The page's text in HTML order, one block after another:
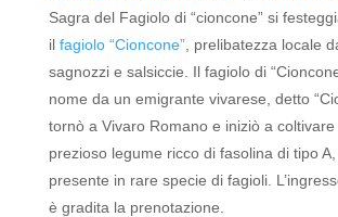
Sagra del Fagiolo di “cioncone” si
il fagiolo “Cioncone”, prelibatezza locale
sagnozzi e salsiccie.
Il fagiolo di
nome da un emigrante vivarese, detto
tornò a Vivaro Romano e iniziò a
prezioso legume ricco di fasolina di tipo
presente in rare specie di fagioli.
è gradita la prenotazione.